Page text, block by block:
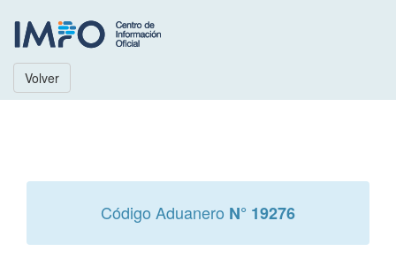
Volver
Código Aduanero N° 19276